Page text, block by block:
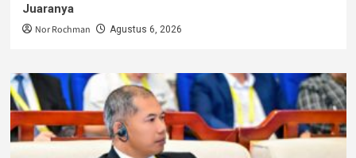
Juaranya
Nor Rochman Agustus 6, 2026